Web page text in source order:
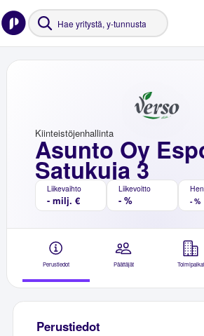
Asunto Oy
Satukuja 3
Kiinteistöjenhallinta
Liikevaihto
- milj. €
Liikevoitto
- %
- %
Perustiedot Päättäjät Toimipaikat
Perustiedot